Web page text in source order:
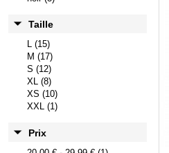
Taille
L (15)
M (17)
S (12)
XL (8)
XS (10)
XXL (1)
Prix